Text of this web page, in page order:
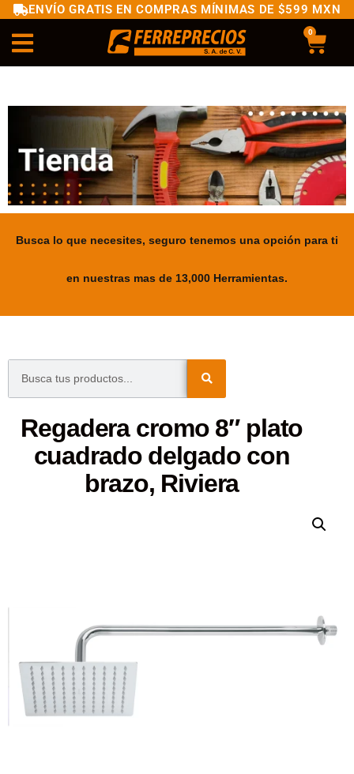
ENVÍO GRATIS EN COMPRAS MÍNIMAS DE $599 MXN
0
Busca lo que necesites, seguro tenemos una opción para ti
en nuestras mas de 13,000 Herramientas.
Regadera cromo 8″ plato
cuadrado delgado con
brazo, Riviera